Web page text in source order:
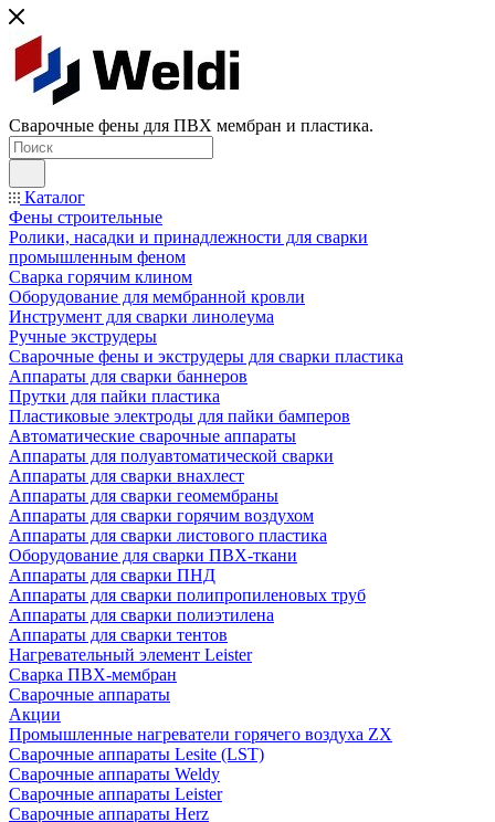
Сварочные фены для ПВХ мембран и пластика.
Каталог
Фены строительные
Ролики, насадки и принадлежности для сварки
промышленным феном
Сварка горячим клином
Оборудование для мембранной кровли
Инструмент для сварки линолеума
Ручные экструдеры
Сварочные фены и экструдеры для сварки пластика
Аппараты для сварки баннеров
Прутки для пайки пластика
Пластиковые электроды для пайки бамперов
Автоматические сварочные аппараты
Аппараты для полуавтоматической сварки
Аппараты для сварки внахлест
Аппараты для сварки геомембраны
Аппараты для сварки горячим воздухом
Аппараты для сварки листового пластика
Оборудование для сварки ПВХ-ткани
Аппараты для сварки ПНД
Аппараты для сварки полипропиленовых труб
Аппараты для сварки полиэтилена
Аппараты для сварки тентов
Нагревательный элемент Leister
Сварка ПВХ-мембран
Сварочные аппараты
Акции
Промышленные нагреватели горячего воздуха ZX
Сварочные аппараты Lesite (LST)
Сварочные аппараты Weldy
Сварочные аппараты Leister
Сварочные аппараты Herz